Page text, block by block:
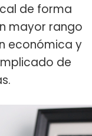
de forma
mayor rango
económica y
de